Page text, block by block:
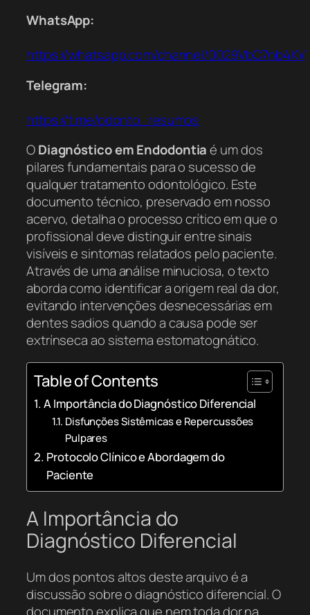
WhatsApp:
https://whatsapp.com/channel/
Telegram:
https://t.me/odonto_resumos
ODiagnóstico em Endodontiaé um dos
pilares fundamentais para o sucesso de
qualquer tratamento odontológico. Este
documento técnico, preservado em nosso
acervo, detalha o processo crítico em que o
profissional deve distinguir entre sinais
visíveis e sintomas relatados pelo paciente.
Através de uma análise minuciosa, o texto
aborda como identificar a origem real da dor,
evitando intervenções desnecessárias em
dentes sadios quando a causa pode ser
extrínseca ao sistema estomatognático.
Table of Contents
A Importância do Diagnóstico Diferencial
Disfunções Sistêmicas e Repercussões
Pulpares
Protocolo Clínico e Abordagem do
Paciente
A Importância do
Diagnóstico Diferencial
Um dos pontos altos deste arquivo é a
discussão sobre o diagnóstico diferencial. O